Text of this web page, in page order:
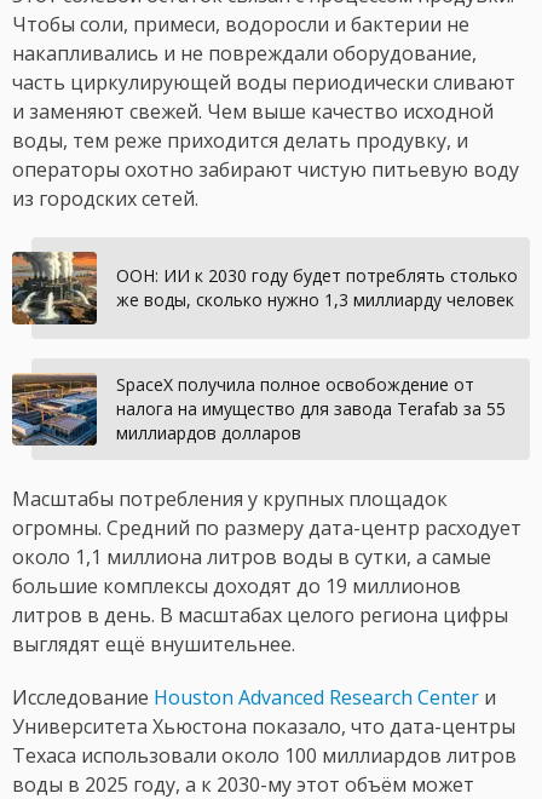
Чтобы соли, примеси, водоросли и бактерии не
накапливались и не повреждали оборудование,
часть циркулирующей воды периодически сливают
и заменяют свежей. Чем выше качество исходной
воды, тем реже приходится делать продувку, и
операторы охотно забирают чистую питьевую воду
из городских сетей.
ООН: ИИ к 2030 году будет потреблять столько
же воды, сколько нужно 1,3 миллиарду человек
SpaceX получила полное освобождение от
налога на имущество для завода Terafab за 55
миллиардов долларов
Масштабы потребления у крупных площадок
огромны. Средний по размеру дата-центр расходует
около 1,1 миллиона литров воды в сутки, а самые
большие комплексы доходят до 19 миллионов
литров в день. В масштабах целого региона цифры
выглядят ещё внушительнее.
Исследование Houston Advanced Research Center и
Университета Хьюстона показало, что дата-центры
Техаса использовали около 100 миллиардов литров
воды в 2025 году, а к 2030-му этот объём может